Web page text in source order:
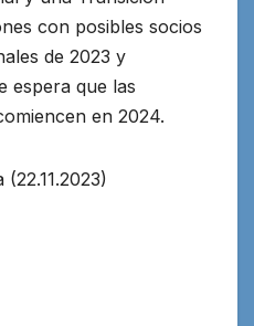
con posibles socios
de 2023 y
espera que las
en 2024.